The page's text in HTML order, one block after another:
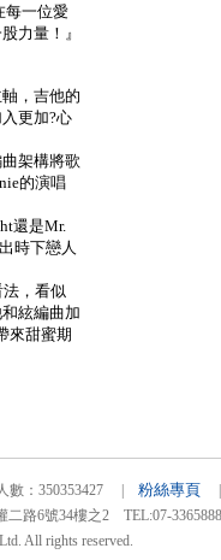
每一位愛
力量！』
，吉他的
更加?心
架構將歌
的演唱
還是Mr.
時下戀人
法，看似
絃編曲加
來甜蜜期
：350353427 | 粉絲專頁
路6號34樓之2 TEL:07-
All rights reserved.